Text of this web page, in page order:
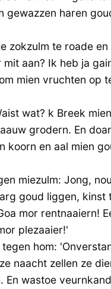
gewazzen haren
zokzulm te roade en
aan? Ik heb ja
mien vruchten op
wat? k Breek mien
grodern. En doar
koorn en aal mien
miezulm: Jong, nou
goud liggen, kinst
mor rentnaaiern!
plezaaier!'
hom:
naacht zellen ze
En wastoe